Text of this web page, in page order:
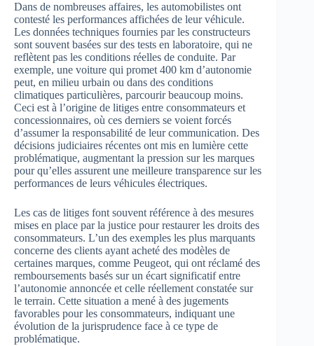
Dans de nombreuses affaires, les automobilistes ont
contesté les performances affichées de leur véhicule.
Les données techniques fournies par les constructeurs
sont souvent basées sur des tests en laboratoire, qui ne
reflètent pas les conditions réelles de conduite. Par
exemple, une voiture qui promet 400 km d’autonomie
peut, en milieu urbain ou dans des conditions
climatiques particulières, parcourir beaucoup moins.
Ceci est à l’origine de litiges entre consommateurs et
concessionnaires, où ces derniers se voient forcés
d’assumer la responsabilité de leur communication. Des
décisions judiciaires récentes ont mis en lumière cette
problématique, augmentant la pression sur les marques
pour qu’elles assurent une meilleure transparence sur les
performances de leurs véhicules électriques.
Les cas de litiges font souvent référence à des mesures
mises en place par la justice pour restaurer les droits des
consommateurs. L’un des exemples les plus marquants
concerne des clients ayant acheté des modèles de
certaines marques, comme Peugeot, qui ont réclamé des
remboursements basés sur un écart significatif entre
l’autonomie annoncée et celle réellement constatée sur
le terrain. Cette situation a mené à des jugements
favorables pour les consommateurs, indiquant une
évolution de la jurisprudence face à ce type de
problématique.